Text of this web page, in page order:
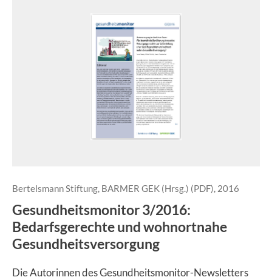
Bertelsmann Stiftung, BARMER GEK (Hrsg.) (PDF), 2016
Gesundheitsmonitor 3/2016:
Bedarfsgerechte und wohnortnahe
Gesundheitsversorgung
Die Autorinnen des Gesundheitsmonitor-Newsletters